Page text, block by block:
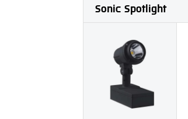
Sonic Spotlight